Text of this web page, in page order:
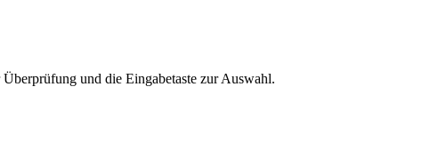
und die Eingabetaste zur Auswahl.